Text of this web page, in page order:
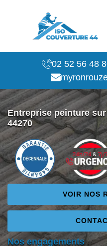
02 52 56 48
Entreprise peinture
44270
VOIR NOS
Nos engagements